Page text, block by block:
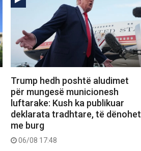
Trump hedh poshtë aludimet
për mungesë municionesh
luftarake: Kush ka publikuar
deklarata tradhtare, të dënohet
me burg
06/08 17:48